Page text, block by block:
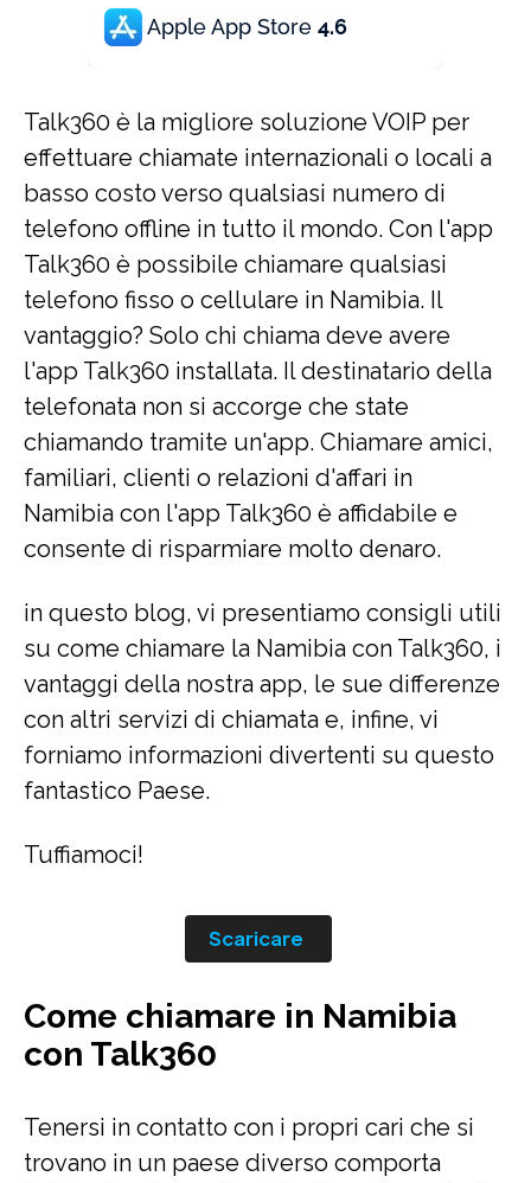
Apple App Store 4.6
Talk360 è la migliore soluzione VOIP per
effettuare chiamate internazionali o locali a
basso costo verso qualsiasi numero di
telefono offline in tutto il mondo. Con l'app
Talk360 è possibile chiamare qualsiasi
telefono fisso o cellulare in Namibia. Il
vantaggio? Solo chi chiama deve avere
l'app Talk360 installata. Il destinatario della
telefonata non si accorge che state
chiamando tramite un'app. Chiamare amici,
familiari, clienti o relazioni d'affari in
Namibia con l'app Talk360 è affidabile e
consente di risparmiare molto denaro.
in questo blog, vi presentiamo consigli utili
su come chiamare la Namibia con Talk360, i
vantaggi della nostra app, le sue differenze
con altri servizi di chiamata e, infine, vi
forniamo informazioni divertenti su questo
fantastico Paese.
Tuffiamoci!
Scaricare
Come chiamare in Namibia
con Talk360
Tenersi in contatto con i propri cari che si
trovano in un paese diverso comporta